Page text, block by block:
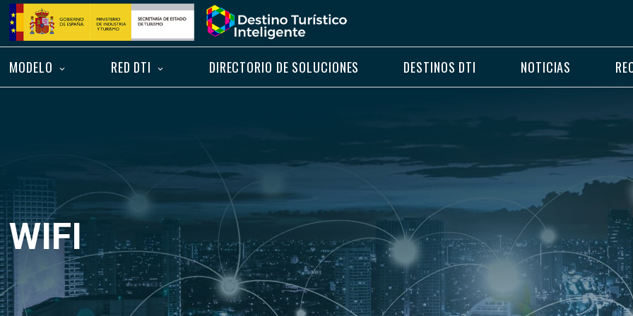
Saltar
contenido
Inicio
MODELO RED DTI DIRECTORIO DE SOLUCIONES DESTINOS DTI NOTICIAS
WIFI